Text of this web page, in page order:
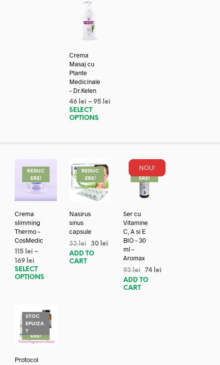
Crema
Masaj cu
Plante
Medicinale
– Dr.Kelen
46 lei – 95 lei
SELECT
OPTIONS
REDUC
ERE!
Crema
slimming
Thermo –
CosMedic
115 lei –
169 lei
SELECT
OPTIONS
REDUC
ERE!
Nasirus
sinus
capsule
33lei 30 lei
ADD TO
CART
NOU!
REDUC
ERE!
Ser cu
Vitamine
C, A si E
BIO – 30
ml –
Aromax
93lei 74 lei
ADD TO
CART
STOC
EPUIZA
TREDUC
ERE!
Protocol